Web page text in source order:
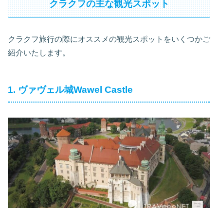
クラクフの主な観光スポット
クラクフ旅行の際にオススメの観光スポットをいくつかご
紹介いたします。
1. ヴァヴェル城Wawel Castle